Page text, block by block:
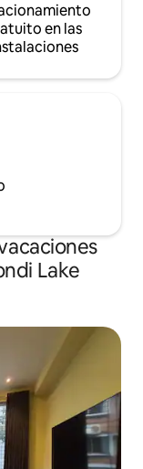
en las
Lake